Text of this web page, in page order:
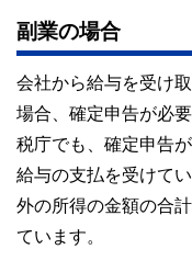
副業の場合
会社から給与を受け
場合、確定申告が必
税庁でも、確定申告
給与の支払を受けて
外の所得の金額の合
ています。